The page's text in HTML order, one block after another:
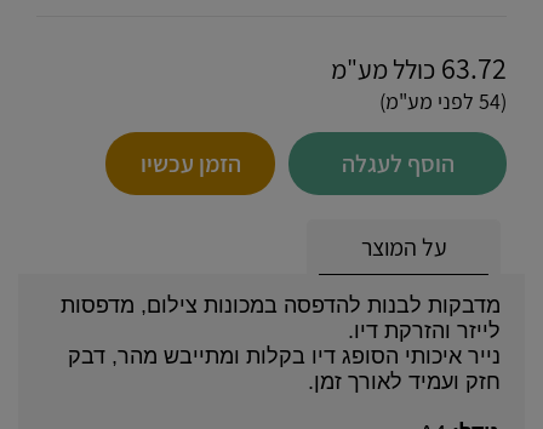
63.72 כולל מע"מ
(54 לפני מע"מ)
הוסף לעגלה הזמן עכשיו
על המוצר
מדבקות לבנות להדפסה במכונות צילום, מדפסות
לייזר והזרקת דיו.
נייר איכותי הסופג דיו בקלות ומתייבש מהר, דבק
חזק ועמיד לאורך זמן.